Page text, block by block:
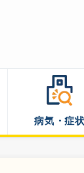
病気・症状